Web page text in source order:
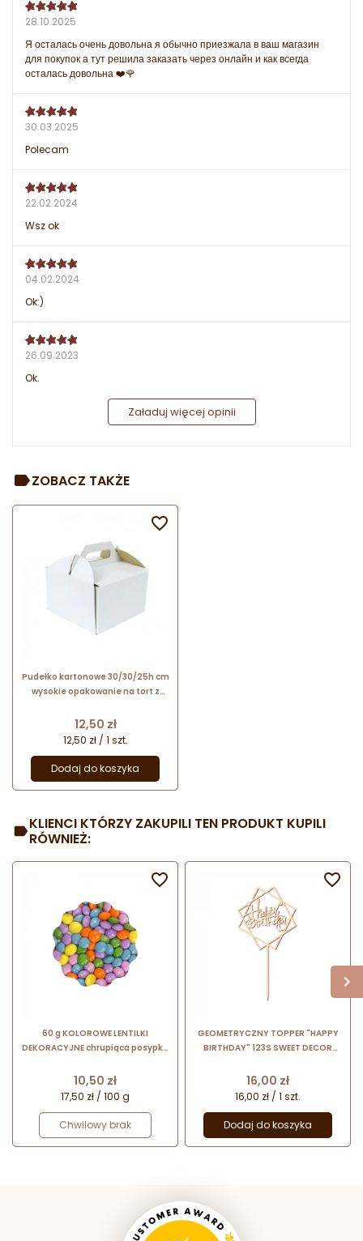
28.10.2025
Я осталась очень довольна я обычно приезжала в ваш магазин
для покупок а тут решила заказать через онлайн и как всегда
осталась довольна ❤️🌹
30.03.2025
Polecam
22.02.2024
Wsz ok
04.02.2024
Ok:)
26.09.2023
Ok.
Załaduj więcej opinii
ZOBACZ TAKŻE
Pudełko kartonowe 30/30/25h cm
wysokie opakowanie na tort z
Cena
12,50 zł
12,50 zł / 1 szt.
Dodaj do koszyka

KLIENCI KTÓRZY ZAKUPILI TEN PRODUKT KUPILI
RÓWNIEŻ:
60 g KOLOROWE LENTILKI
DEKORACYJNE chrupiąca posypka
Cena
10,50 zł
17,50 zł / 100 g
Chwilowy brak

GEOMETRYCZNY TOPPER "HAPPY
BIRTHDAY" 123S SWEET DECOR
brzozowej
Cena
16,00 zł
16,00 zł / 1 szt.
Dodaj do koszyka
